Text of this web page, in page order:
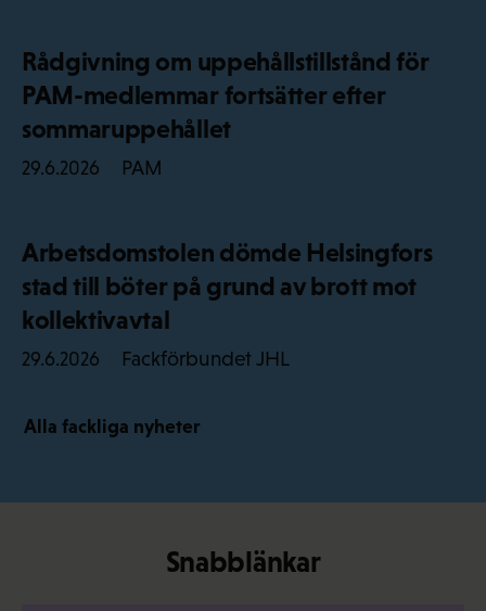
Rådgivning om uppehållstillstånd för
PAM-medlemmar fortsätter efter
sommaruppehållet
29.6.2026 PAM
Arbetsdomstolen dömde Helsingfors
stad till böter på grund av brott mot
kollektivavtal
29.6.2026 Fackförbundet JHL
Alla fackliga nyheter
Snabblänkar